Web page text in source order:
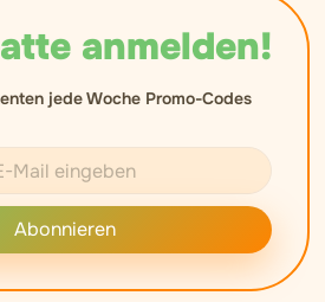
anmelden!
jede Woche Promo-Codes
Abonnieren